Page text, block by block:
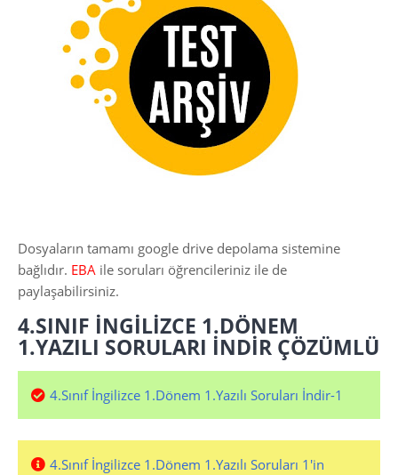
Dosyaların tamamı google drive depolama sistemine
bağlıdır. EBA ile soruları öğrencileriniz ile de
paylaşabilirsiniz.
4.SINIF İNGİLİZCE 1.DÖNEM
1.YAZILI SORULARI İNDİR ÇÖZÜMLÜ
4.Sınıf İngilizce 1.Dönem 1.Yazılı Soruları İndir-1
4.Sınıf İngilizce 1.Dönem 1.Yazılı Soruları 1'in